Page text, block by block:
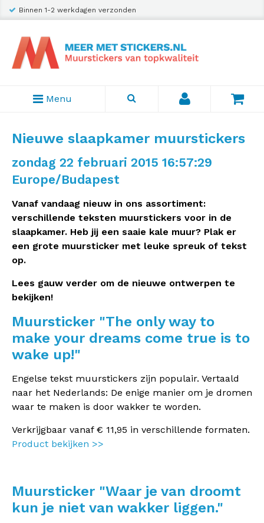
Binnen 1-2 werkdagen verzonden
Menu
Nieuwe slaapkamer muurstickers
zondag 22 februari 2015 16:57:29
Europe/Budapest
Vanaf vandaag nieuw in ons assortiment:
verschillende teksten muurstickers voor in de
slaapkamer. Heb jij een saaie kale muur? Plak er
een grote muursticker met leuke spreuk of tekst
op.
Lees gauw verder om de nieuwe ontwerpen te
bekijken!
Muursticker "The only way to
make your dreams come true is to
wake up!"
Engelse tekst muurstickers zijn populair. Vertaald
naar het Nederlands: De enige manier om je dromen
waar te maken is door wakker te worden.
Verkrijgbaar vanaf € 11,95 in verschillende formaten.
Product bekijken >>
Muursticker "Waar je van droomt
kun je niet van wakker liggen."